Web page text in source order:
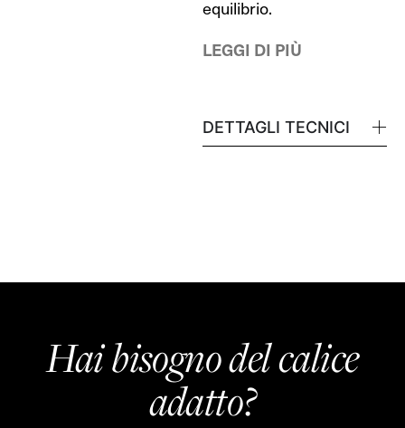
equilibrio.
LEGGI DI PIÙ
DETTAGLI TECNICI
Hai bisogno del calice
adatto?